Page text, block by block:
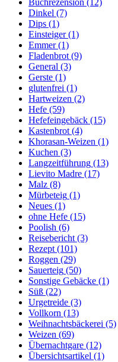
Buchrezension (12)
Dinkel (7)
Dips (1)
Einsteiger(1)
Emmer(1)
Fladenbrot (9)
General (3)
Gerste (1)
glutenfrei (1)
Hartweizen (2)
Hefe (59)
Hefefeingebäck (15)
Kastenbrot (4)
Khorasan-Weizen (1)
Kuchen (3)
Langzeitführung (13)
Lievito Madre (17)
Malz (8)
Mürbeteig (1)
Neues (1)
ohne Hefe (15)
Poolish (6)
Reisebericht (3)
Rezept (101)
Roggen (29)
Sauerteig (50)
Sonstige Gebäcke (1)
Süß (22)
Urgetreide (3)
Vollkorn (13)
Weihnachtsbäckerei (5)
Weizen (69)
Übernachtgare (12)
Übersichtsartikel (1)